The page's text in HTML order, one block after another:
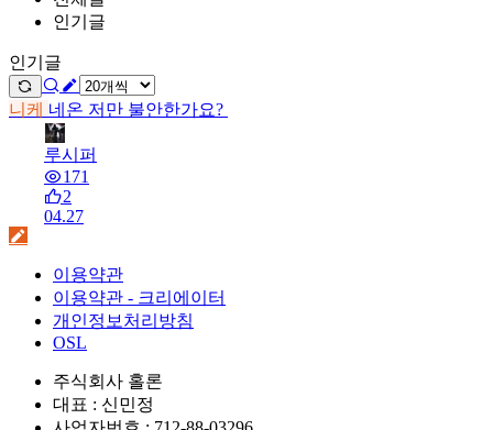
인기글
인기글
니케 네온 저만 불안한가요?
루시퍼
171
2
04.27
이용약관
이용약관 - 크리에이터
개인정보처리방침
OSL
주식회사 홀론
대표 : 신민정